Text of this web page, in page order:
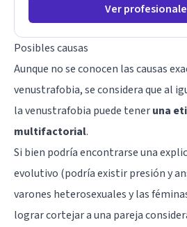
Ver
Posibles causas
Aunque no se conocen las causas
venustrafobia, se considera que al
la venustrafobia puede teneruna
multifactorial.
Si bien podría encontrarse una
evolutivo (podría existir presión y
varones heterosexuales y las
lograr cortejar a una pareja